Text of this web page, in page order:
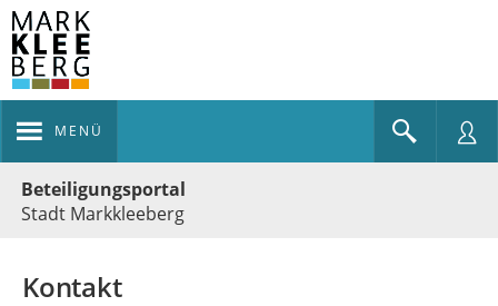
MENÜ
Beteiligungsportal
Stadt Markkleeberg
Kontakt